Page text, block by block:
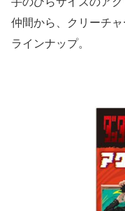
仲間から、クリーチ
ラインナップ。